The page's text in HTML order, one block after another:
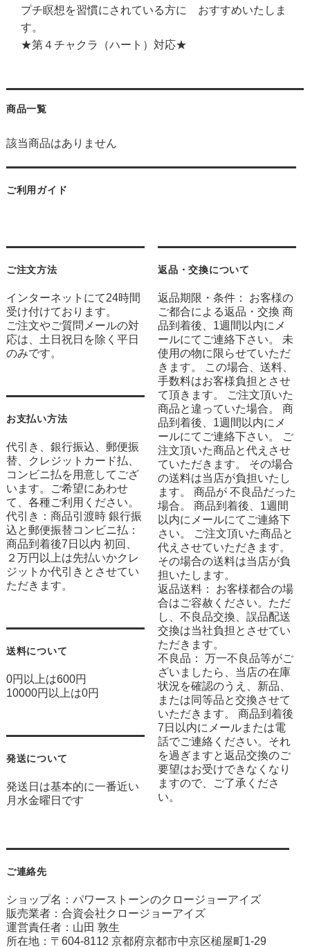
プチ瞑想を習慣にされている方に おすすめいたしま
す。
★第４チャクラ（ハート）対応★
商品一覧
該当商品はありません
ご利用ガイド
ご注文方法
インターネットにて24時間
受け付けております。
ご注文やご質問メールの対
応は、土日祝日を除く平日
のみです。
お支払い方法
代引き、銀行振込、郵便振
替、クレジットカード払、
コンビニ払を用意してござ
います。ご希望にあわせ
て、各種ご利用ください。
代引き：商品引渡時 銀行振
込と郵便振替コンビニ払：
商品到着後7日以内 初回、
２万円以上は先払いかクレ
ジットか代引きとさせてい
ただきます。
送料について
0円以上は600円
10000円以上は0円
発送について
発送日は基本的に一番近い
月水金曜日です
返品・交換について
返品期限・条件： お客様の
ご都合による返品・交換 商
品到着後、1週間以内にメ
ールにてご連絡下さい。 未
使用の物に限らせていただ
きます。 この場合、送料、
手数料はお客様負担とさせ
て頂きます。 ご注文頂いた
商品と違っていた場合。 商
品到着後、1週間以内にメ
ールにてご連絡下さい。 ご
注文頂いた商品と代えさせ
ていただきます。 その場合
の送料は当店が負担いたし
ます。 商品が 不良品だった
場合。 商品到着後、1週間
以内にメールにてご連絡下
さい。 ご注文頂いた商品と
代えさせていただきます。
その場合の送料は当店が負
担いたします。
返品送料： お客様都合の場
合はご容赦ください。ただ
し、不良品交換、誤品配送
交換は当社負担とさせてい
ただきます。
不良品： 万一不良品等がご
ざいましたら、当店の在庫
状況を確認のうえ、新品、
または同等品と交換させて
いただきます。 商品到着後
7日以内にメールまたは電
話でご連絡ください。それ
を過ぎますと返品交換のご
要望はお受けできなくなり
ますので、ご了承くださ
い。
ご連絡先
ショップ名：パワーストーンのクロージョーアイズ
販売業者：合資会社クロージョーアイズ
運営責任者：山田 敦生
所在地：〒604-8112 京都府京都市中京区槌屋町1-29